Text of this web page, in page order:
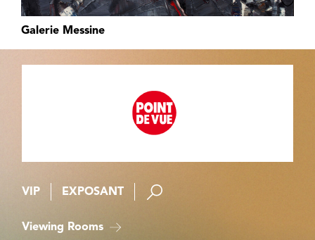
Galerie Messine
VIP EXPOSANT
Viewing Rooms